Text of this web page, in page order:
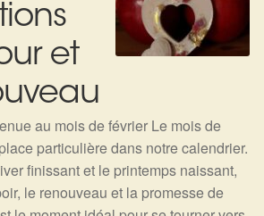
et
au mois de février Le mois de
particulière dans notre calendrier.
finissant et le printemps naissant,
le renouveau et la promesse de